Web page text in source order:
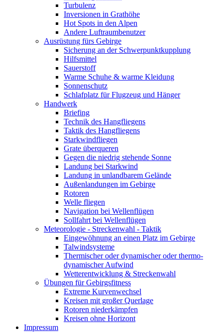
Turbulenz
Inversionen in Grathöhe
Hot Spots in den Alpen
Andere Luftraumbenutzer
Ausrüstung fürs Gebirge
Sicherung an der Schwerpunktkupplung
Hilfsmittel
Sauerstoff
Warme Schuhe & warme Kleidung
Sonnenschutz
Schlafplatz für Flugzeug und Hänger
Handwerk
Briefing
Technik des Hangfliegens
Taktik des Hangfliegens
Starkwindfliegen
Grate überqueren
Gegen die niedrig stehende Sonne
Landung bei Starkwind
Landung in unlandbarem Gelände
Außenlandungen im Gebirge
Rotoren
Welle fliegen
Navigation bei Wellenflügen
Sollfahrt bei Wellenflügen
Meteorologie - Streckenwahl - Taktik
Eingewöhnung an einen Platz im Gebirge
Talwindsysteme
Thermischer oder dynamischer oder thermo-
dynamischer Aufwind
Wetterentwicklung & Streckenwahl
Übungen für Gebirgsfitness
Extreme Kurvenwechsel
Kreisen mit großer Querlage
Rotoren niederkämpfen
Kreisen ohne Horizont
Impressum